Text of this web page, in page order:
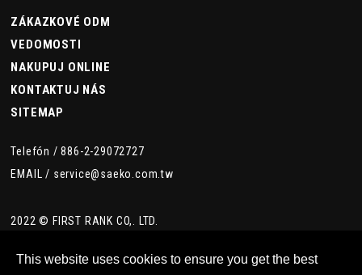
ZÁKAZKOVÉ ODM
VEDOMOSTI
NAKUPUJ ONLINE
KONTAKTUJ NÁS
SITEMAP
Telefón /886-2-29072727
EMAIL / service@saeko.com.tw
2022 © FIRST RANK CO,. LTD.
This website uses cookies to ensure you get the best